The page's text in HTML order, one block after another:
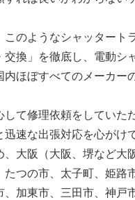
のようなシャッタート
交換」を徹底し、電動
内ほぼすべてのメーカー
して修理依頼をしていた
速な出張対応を心がけ
大阪（大阪、堺など大
たつの市、太子町、姫路
、加東市、三田市、神戸